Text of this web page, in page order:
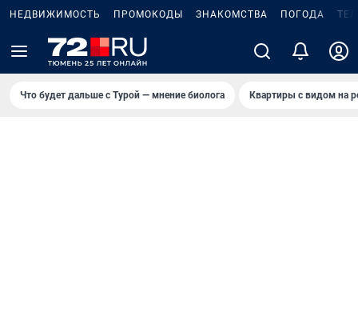
НЕДВИЖИМОСТЬ ПРОМОКОДЫ ЗНАКОМСТВА ПОГОДА
Что будет дальше с Турой — мнение биолога Квартиры с видом на